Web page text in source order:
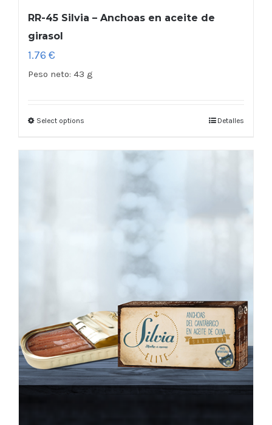
RR-45 Silvia – Anchoas en aceite de
girasol
1.76 €
Peso neto: 43 g
Select options Detalles